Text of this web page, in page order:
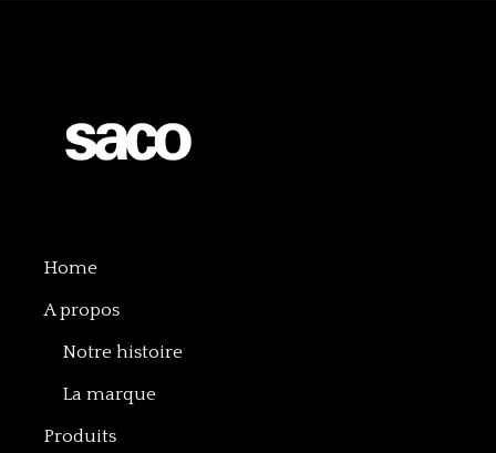
Home
A propos
Notre histoire
La marque
Produits